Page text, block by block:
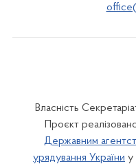
Власність
Проєкт
Державним
урядування України у